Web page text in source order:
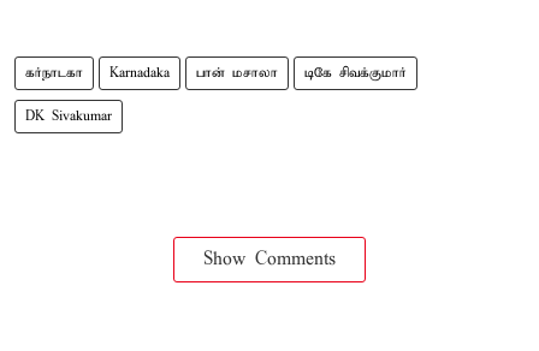
கர்நாடகா Karnadaka பான் மசாலா டிகே சிவக்குமார்
DK Sivakumar
Show Comments